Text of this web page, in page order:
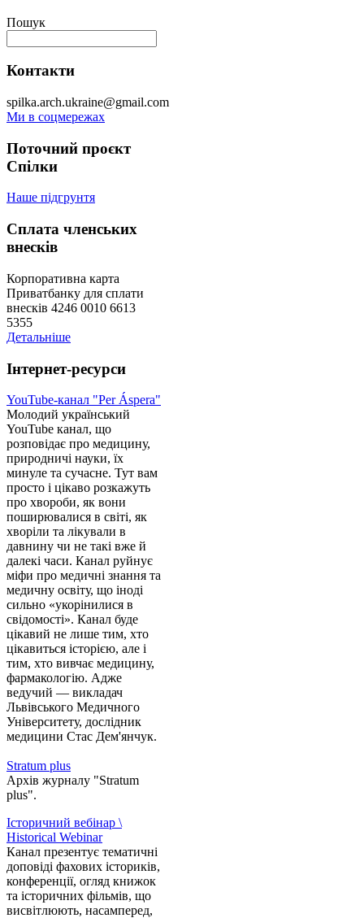
Пошук
Контакти
spilka.arch.ukraine@gmail.com
Ми в соцмережах
Поточний проєкт
Спілки
Наше підгрунтя
Сплата членських
внесків
Корпоративна карта
Приватбанку для сплати
внесків 4246 0010 6613
5355
Детальніше
Інтернет-ресурси
YouTube-канал "Per Áspera"
Молодий український
YouTube канал, що
розповідає про медицину,
природничі науки, їх
минуле та сучасне. Тут вам
просто і цікаво розкажуть
про хвороби, як вони
поширювалися в світі, як
хворіли та лікували в
давнину чи не такі вже й
далекі часи. Канал руйнує
міфи про медичні знання та
медичну освіту, що іноді
сильно «укорінилися в
свідомості». Канал буде
цікавий не лише тим, хто
цікавиться історією, але і
тим, хто вивчає медицину,
фармакологію. Адже
ведучий — викладач
Львівського Медичного
Університету, дослідник
медицини Стас Дем'янчук.
Stratum plus
Архів журналу "Stratum
plus".
Історичний вебінар \
Historical Webinar
Канал презентує тематичні
доповіді фахових істориків,
конференції, огляд книжок
та історичних фільмів, що
висвітлюють, насамперед,